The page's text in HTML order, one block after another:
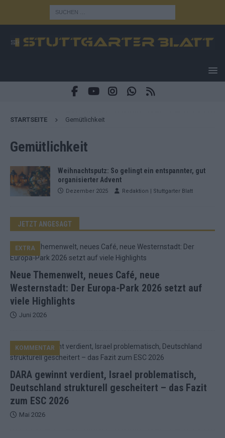
STARTSEITE Gemütlichkeit
Gemütlichkeit
Weihnachtsputz: So gelingt ein entspannter, gut
organisierter Advent
Dezember 2025 Redaktion | Stuttgarter Blatt
JETZT ANGESAGT
Neue Themenwelt, neues Café, neue
Westernstadt: Der Europa-Park 2026 setzt auf
viele Highlights
EXTRA
Juni 2026
DARA gewinnt verdient, Israel problematisch,
Deutschland strukturell gescheitert – das Fazit
zum ESC 2026
KOMMENTAR
Mai 2026